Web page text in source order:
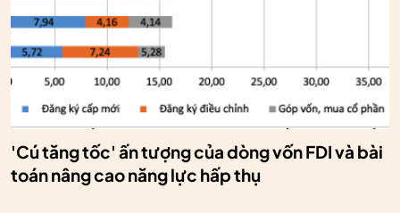
'Cú tăng tốc' ấn tượng của dòng vốn FDI và bài
toán nâng cao năng lực hấp thụ